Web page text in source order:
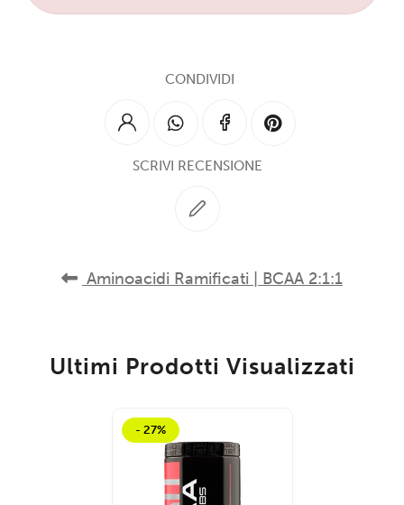
CONDIVIDI
SCRIVI RECENSIONE
Aminoacidi Ramificati | BCAA 2:1:1
Ultimi Prodotti Visualizzati
- 27%